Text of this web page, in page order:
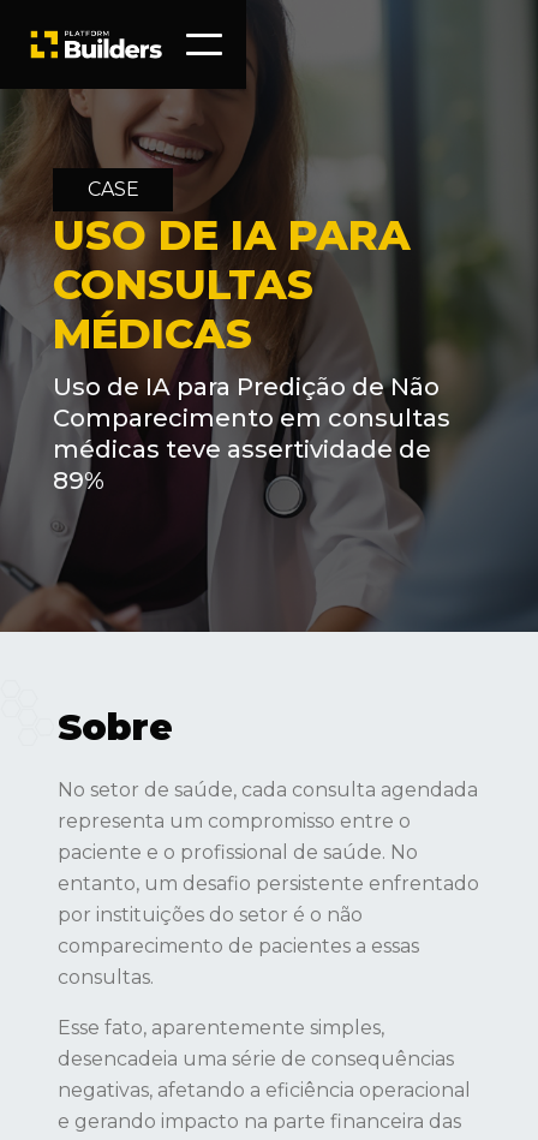
CASE
USO DE IA PARA
CONSULTAS
MÉDICAS
Uso de IA para Predição de Não
Comparecimento em consultas
médicas teve assertividade de
89%
Sobre
No setor de saúde, cada consulta agendada
representa um compromisso entre o
paciente e o profissional de saúde. No
entanto, um desafio persistente enfrentado
por instituições do setor é o não
comparecimento de pacientes a essas
consultas.
Esse fato, aparentemente simples,
desencadeia uma série de consequências
negativas, afetando a eficiência operacional
e gerando impacto na parte financeira das